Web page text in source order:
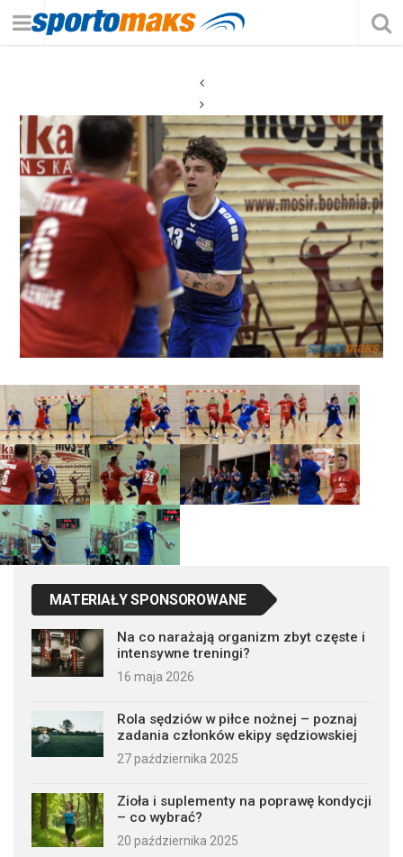
MATERIAŁY SPONSOROWANE
Na co narażają organizm zbyt częste i
intensywne treningi?
16 maja 2026
Rola sędziów w piłce nożnej – poznaj
zadania członków ekipy sędziowskiej
27 października 2025
Zioła i suplementy na poprawę kondycji
– co wybrać?
20 października 2025